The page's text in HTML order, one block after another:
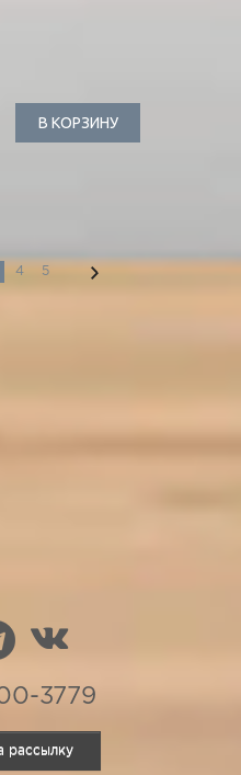
В КОРЗИНУ
4 5
3779
рассылку